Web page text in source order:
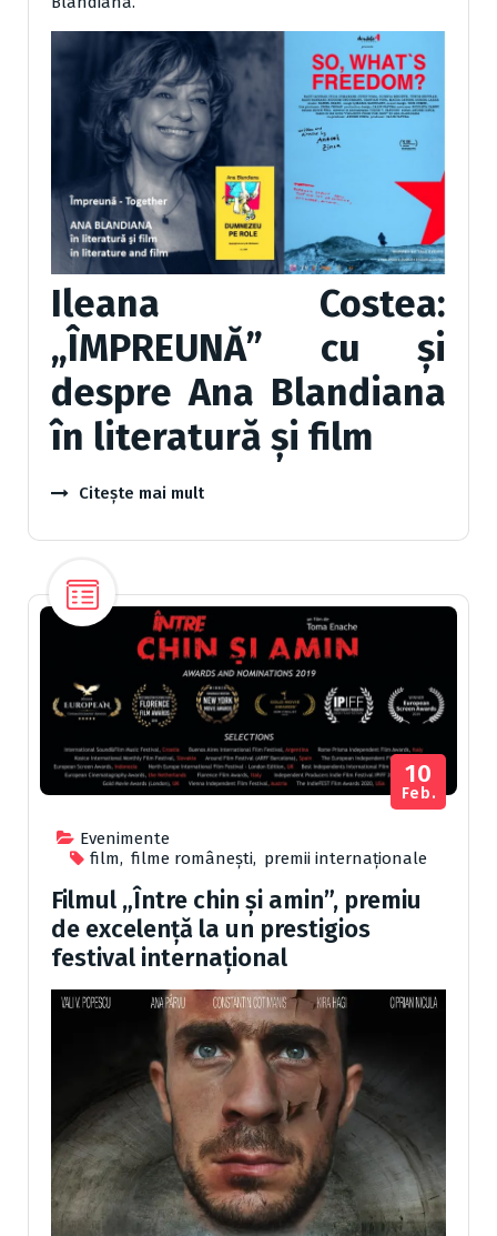
Ileana Costea:
„ÎMPREUNĂ” cu și
despre Ana Blandiana
în literatură și film
Citește mai mult
Evenimente
film, filme românești, premii internaționale
10
Feb.
Filmul „Între chin și amin”, premiu
de excelență la un prestigios
festival internațional